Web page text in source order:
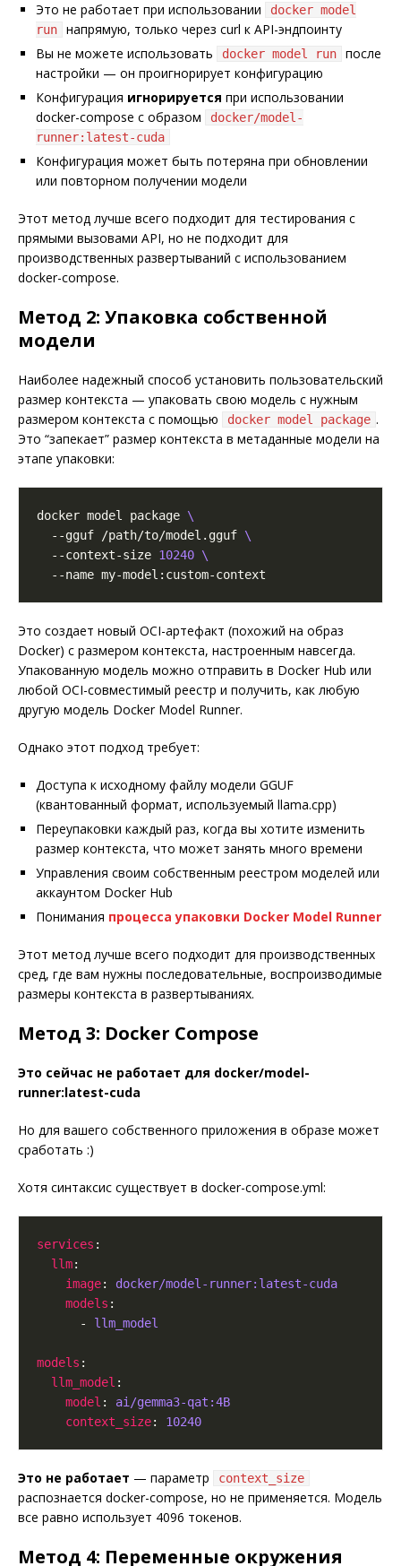
Это не работает при использовании
docker model
run
напрямую, только через curl к API-эндпоинту
Вы не можете использовать
docker model run
после
настройки — он проигнорирует конфигурацию
Конфигурация игнорируется при использовании
docker-compose с образом
docker/model-
runner:latest-cuda
Конфигурация может быть потеряна при обновлении
или повторном получении модели
Этот метод лучше всего подходит для тестирования с
прямыми вызовами API, но не подходит для
производственных развертываний с использованием
docker-compose.
Метод 2: Упаковка собственной
модели
Наиболее надежный способ установить пользовательский
размер контекста — упаковать свою модель с нужным
размером контекста с помощью
docker model package .
Это “запекает” размер контекста в метаданные модели на
этапе упаковки:
docker model package
  --gguf /path/to/model.gguf
  --context-size
10240
Это создает новый OCI-артефакт (похожий на образ
Docker) с размером контекста, настроенным навсегда.
Упакованную модель можно отправить в Docker Hub или
любой OCI-совместимый реестр и получить, как любую
другую модель Docker Model Runner.
Однако этот подход требует:
Доступа к исходному файлу модели GGUF
(квантованный формат, используемый llama.cpp)
Переупаковки каждый раз, когда вы хотите изменить
размер контекста, что может занять много времени
Управления своим собственным реестром моделей или
аккаунтом Docker Hub
Понимания процесса упаковки Docker Model Runner
Этот метод лучше всего подходит для производственных
сред, где вам нужны последовательные, воспроизводимые
размеры контекста в развертываниях.
Метод 3: Docker Compose
Это сейчас не работает для docker/model-
runner:latest-cuda
Но для вашего собственного приложения в образе может
сработать :)
Хотя синтаксис существует в docker-compose.yml:
services
llm
image: docker/model-runner:latest-cuda
models
      -
llm_model
models
llm_model
model : ai/gemma3-qat:4B
context_size: 10240
Это не работает — параметр context_size
распознается docker-compose, но не применяется. Модель
все равно использует 4096 токенов.
Метод 4: Переменные окружения